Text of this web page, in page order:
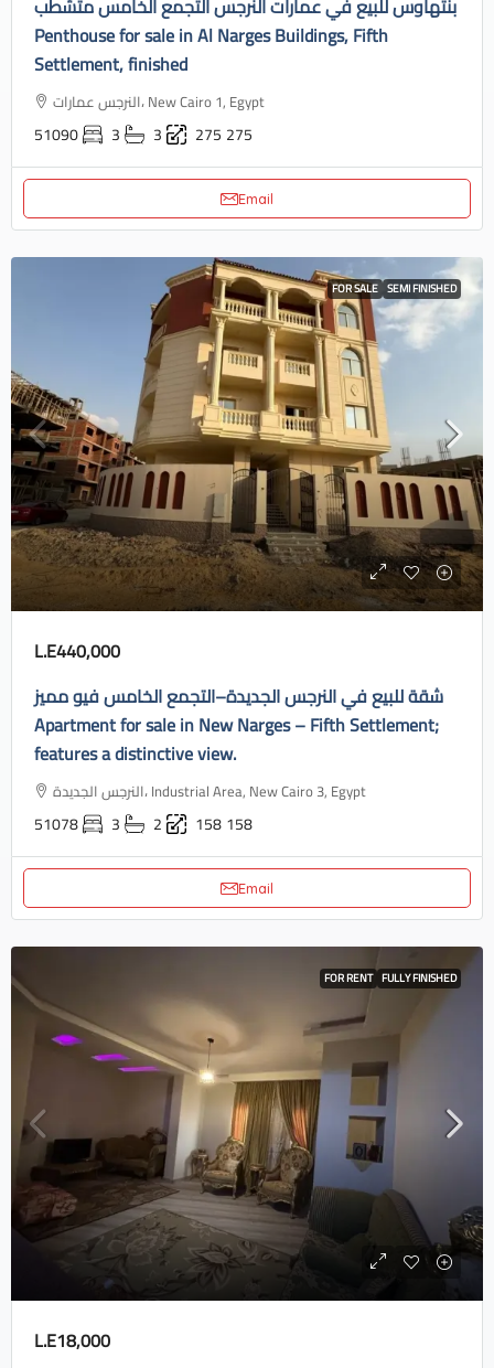
بنتهاوس للبيع في عمارات النرجس التجمع الخامس متشطب
Penthouse for sale in Al Narges Buildings, Fifth
Settlement, finished
النرجس عمارات، New Cairo 1, Egypt
51090 3 3 275 275
Email
FOR SALE SEMI FINISHED
L.E440,000
شقة للبيع في النرجس الجديدة–التجمع الخامس فيو مميز
Apartment for sale in New Narges – Fifth Settlement;
features a distinctive view.
النرجس الجديدة، Industrial Area, New Cairo 3, Egypt
51078 3 2 158158
Email
FOR RENT FULLY FINISHED
L.E18,000